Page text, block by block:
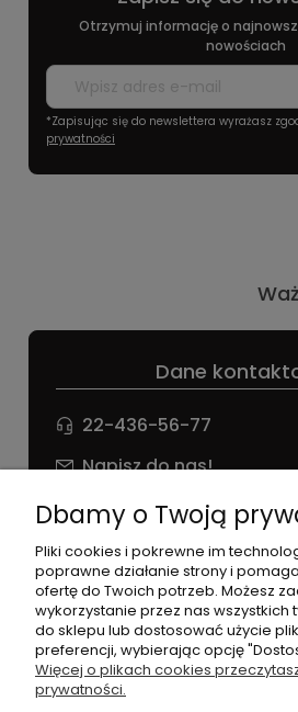
Otrzymuj informację o
nowościach
*Zapisując się do newslettera wyrażasz
prywatności
Dane
22-436-56-77
Napisz do nas!
NIP: 826 186 42 29
©2026 Wszelkie Prawa Zastrzeżone |
internetowy
Dbamy o Twoją
Pliki cookies i pokrewne im
poprawne działanie strony i
ofertę do Twoich potrzeb. Możesz
wykorzystanie przez nas wszystkich
do sklepu lub dostosować użycie
preferencji, wybierając opcję
Więcej o plikach cookies
prywatności.